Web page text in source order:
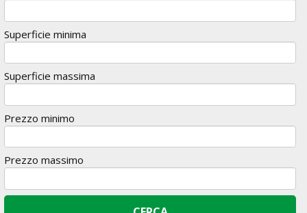
Superficie minima
Superficie massima
Prezzo minimo
Prezzo massimo